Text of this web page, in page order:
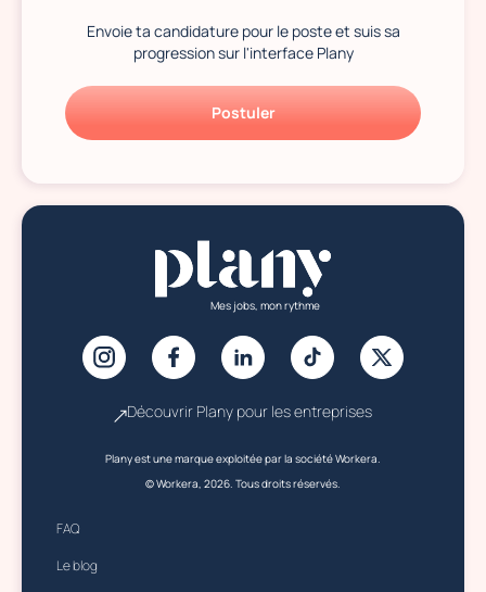
Envoie ta candidature pour le poste et suis sa
progression sur l'interface Plany
Postuler
Mes jobs, mon rythme
Découvrir Plany pour les entreprises
Plany est une marque exploitée par la société Workera.
© Workera, 2026. Tous droits réservés.
FAQ
Le blog